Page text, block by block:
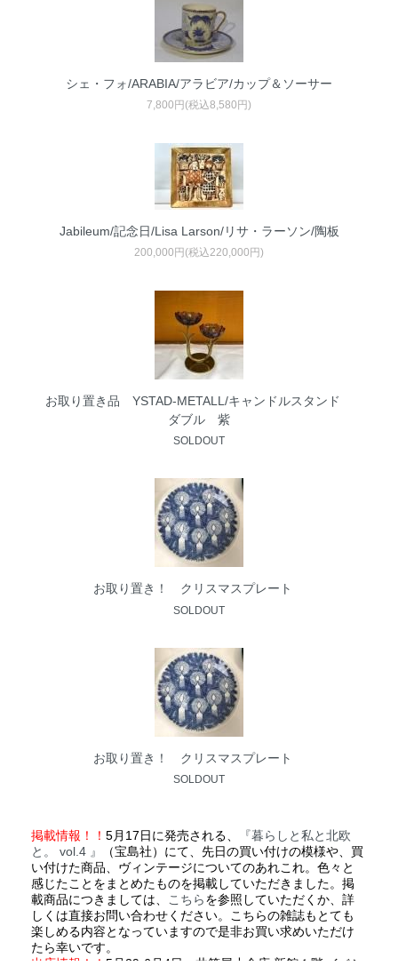
シェ・フォ/ARABIA/アラビア/カップ＆ソーサー
7,800円(税込8,580円)
Jabileum/記念日/Lisa Larson/リサ・ラーソン/陶板
200,000円(税込220,000円)
お取り置き品 YSTAD-METALL/キャンドルスタンド
ダブル 紫
SOLDOUT
お取り置き！ クリスマスプレート
SOLDOUT
お取り置き！ クリスマスプレート
SOLDOUT
掲載情報！！5月17日に発売される、
『暮らしと私と北欧
と。 vol.4 』
（宝島社）にて、先日の買い付けの模様や、買
い付けた商品、ヴィンテージについてのあれこれ。色々と
感じたことをまとめたものを掲載していただきました。掲
載商品につきましては、
こちらを参照していただくか、詳
しくは直接お問い合わせください。こちらの雑誌もとても
楽しめる内容となっていますので是非お買い求めいただけ
たら幸いです。
出店情報！！ 5月29-6月4日、井筒屋小倉店 新館１階 イベン